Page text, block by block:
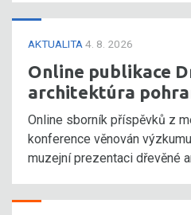
AKTUALITA 4. 8. 2026
Online publikace
architektúra
Online sborník příspěvků z
konference věnován
muzejní prezentaci dřevěné